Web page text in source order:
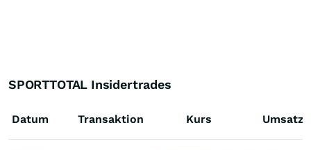
SPORTTOTAL Insidertrades
Datum Transaktion Kurs Umsatz